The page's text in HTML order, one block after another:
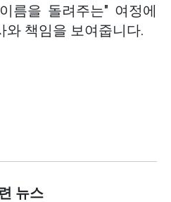
름을 돌려주는" 여정에
와 책임을 보여줍니다.
뉴스